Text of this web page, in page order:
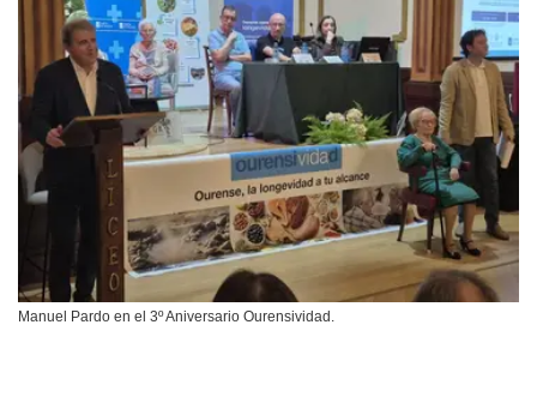
Manuel Pardo en el 3º Aniversario Ourensividad.